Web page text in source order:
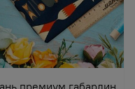
премиум габардин